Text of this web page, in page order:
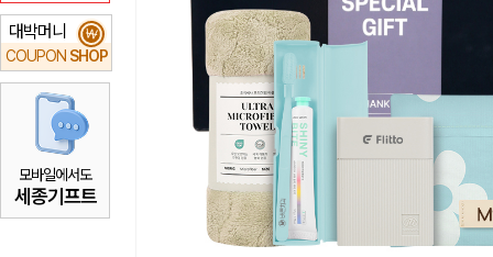
대박머니
COUPON SHOP
₩
모바일에서도
세종기프트